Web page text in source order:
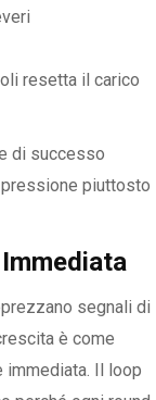
resetta il carico
di successo
piuttosto
segnali di
è come
immediata. Il loop